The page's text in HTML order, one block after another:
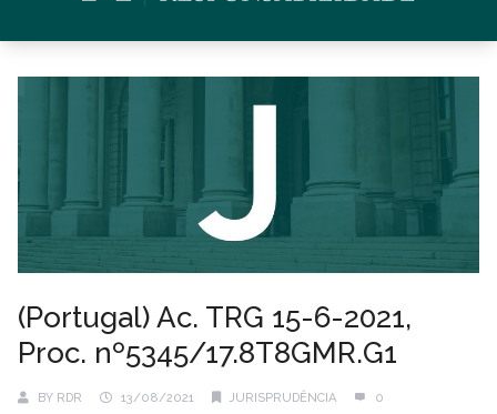
(Portugal) Ac. TRG 15-6-2021,
Proc. nº5345/17.8T8GMR.G1
BY RDR 13/08/2021 JURISPRUDÊNCIA 0